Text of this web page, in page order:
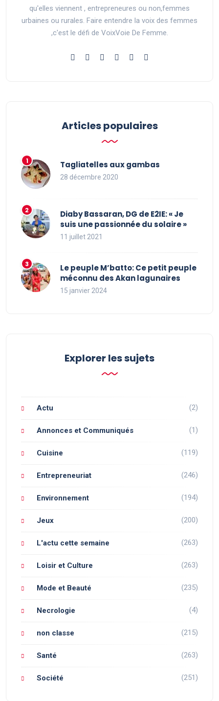
qu'elles viennent , entrepreneures ou non,femmes
urbaines ou rurales. Faire entendre la voix des femmes
,c'est le défi de VoixVoie De Femme.
Articles populaires
Tagliatelles aux gambas
28 décembre 2020
Diaby Bassaran, DG de E2IE: « Je
suis une passionnée du solaire »
11 juillet 2021
Le peuple M’batto: Ce petit peuple
méconnu des Akan lagunaires
15 janvier 2024
Explorer les sujets
Actu (2)
Annonces et Communiqués (1)
Cuisine (119)
Entrepreneuriat (246)
Environnement (194)
Jeux (200)
L'actu cette semaine (263)
Loisir et Culture (263)
Mode et Beauté (235)
Necrologie (4)
non classe (215)
Santé (263)
Société (251)